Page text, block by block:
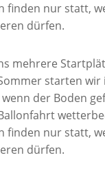
nur statt,
dürfen.
mehrere
starten
der Boden
nur statt,
dürfen.